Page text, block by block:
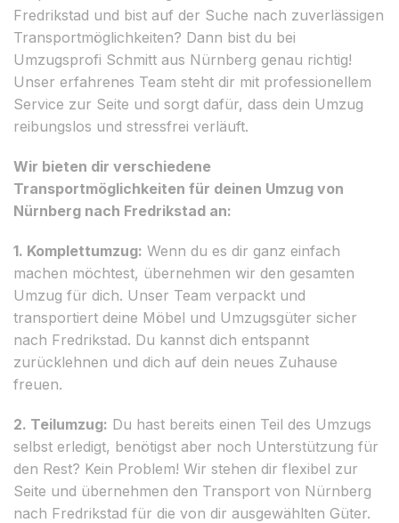
Fredrikstad und bist auf der Suche nach zuverlässigen
Transportmöglichkeiten? Dann bist du bei
Umzugsprofi Schmitt aus Nürnberg genau richtig!
Unser erfahrenes Team steht dir mit professionellem
Service zur Seite und sorgt dafür, dass dein Umzug
reibungslos und stressfrei verläuft.
Wir bieten dir verschiedene
Transportmöglichkeiten für deinen Umzug von
Nürnberg nach Fredrikstad an:
1. Komplettumzug: Wenn du es dir ganz einfach
machen möchtest, übernehmen wir den gesamten
Umzug für dich. Unser Team verpackt und
transportiert deine Möbel und Umzugsgüter sicher
nach Fredrikstad. Du kannst dich entspannt
zurücklehnen und dich auf dein neues Zuhause
freuen.
2. Teilumzug: Du hast bereits einen Teil des Umzugs
selbst erledigt, benötigst aber noch Unterstützung für
den Rest? Kein Problem! Wir stehen dir flexibel zur
Seite und übernehmen den Transport von Nürnberg
nach Fredrikstad für die von dir ausgewählten Güter.